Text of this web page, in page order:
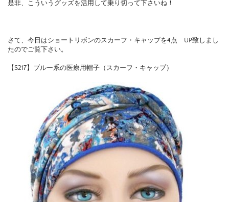
是非、こういうグッズを活用して乗り切って下さいね！
さて、今日はショートリボンのスカーフ・キャップを4点 UP致しまし
たのでご覧下さい。
【S217】ブルー系の医療用帽子（スカーフ・キャップ）